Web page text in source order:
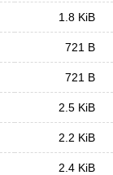
1.8 KiB
721 B
721 B
2.5 KiB
2.2 KiB
2.4 KiB